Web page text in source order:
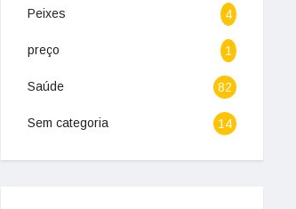
Peixes 4
preço 1
Saúde 82
Sem categoria 14